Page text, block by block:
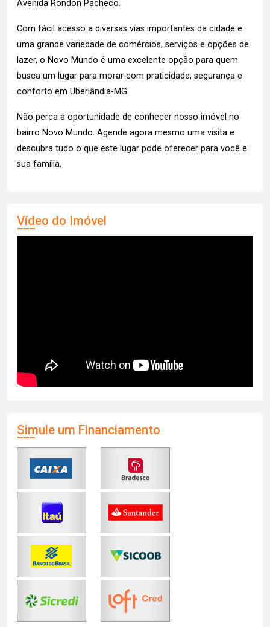
Avenida Rondon Pacheco.
Com fácil acesso a diversas vias importantes da cidade e
uma grande variedade de comércios, serviços e opções de
lazer, o Novo Mundo é uma excelente opção para quem
busca um lugar para morar com praticidade, segurança e
conforto em Uberlândia-MG.
Não perca a oportunidade de conhecer nosso imóvel no
bairro Novo Mundo. Agende agora mesmo uma visita e
descubra tudo o que este lugar pode oferecer para você e
sua família.
Vídeo do Imóvel
Simule um Financiamento